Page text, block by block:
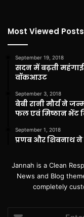
Most Viewed Posts
September 19, 2018
सदन में बढ़ती महंगाई
वॉकआउट
September 3, 2018
बेबी रानी मौर्य ने
फल एवं मिष्ठान भेंट
September 1, 2018
प्रणब और शिबनाथ
Jannah is a Clean
News and Blog
completely